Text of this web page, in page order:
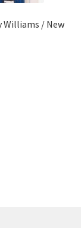
Williams / New